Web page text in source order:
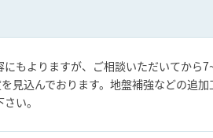
もよりますが、ご相談いただいてか
見込んでおります。地盤補強などの追
い。